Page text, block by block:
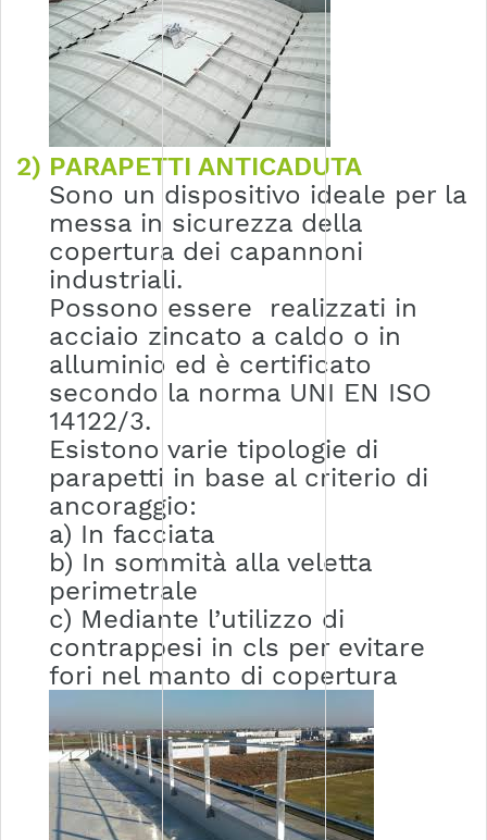
2) PARAPETTI ANTICADUTA
Sono un dispositivo ideale per la
messa in sicurezza della
copertura dei capannoni
industriali.
Possono essere realizzati in
acciaio zincato a caldo o in
alluminio ed è certificato
secondo la norma UNI EN ISO
14122/3.
Esistono varie tipologie di
parapetti in base al criterio di
ancoraggio:
a) In facciata
b) In sommità alla veletta
perimetrale
c) Mediante l’utilizzo di
contrappesi in cls per evitare
fori nel manto di copertura